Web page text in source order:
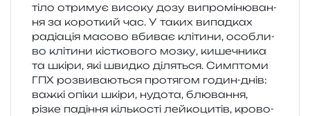
тіло отри­мує висо­ку дозу випро­мі­ню­ва­н­
ня за коро­ткий час. У таких випад­ках
раді­а­ція масо­во вби­ває клі­ти­ни, осо­бли­
во клі­ти­ни кіс­тко­во­го мозку, кише­чни­ка
та шкіри, які швид­ко діля­ться. Симптоми
ГПХ роз­ви­ва­ю­ться про­тя­гом годин-днів:
важкі опіки шкіри, нудо­та, блю­ва­н­ня,
різке паді­н­ня кіль­ко­сті лей­ко­ци­тів, кро­во­